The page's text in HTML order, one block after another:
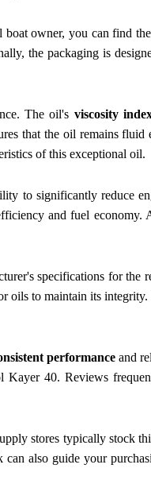
owner, you can find
the packaging is
The oil's viscosity
that the oil remains
of this exceptional oil.
to significantly reduce
and fuel economy.
specifications for the
oils to maintain its
performance and
Kayer 40. Reviews
stores typically stock
also guide your